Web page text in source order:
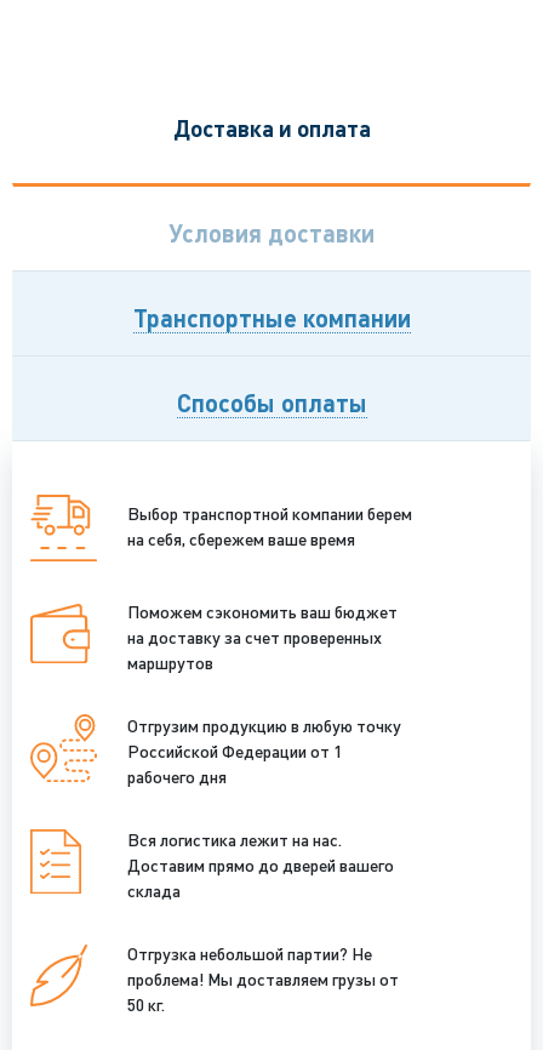
Доставка и оплата
Условия доставки
Транспортные компании
Способы оплаты
Выбор транспортной компании берем
на себя, сбережем ваше время
Поможем сэкономить ваш бюджет
на доставку за счет проверенных
маршрутов
Отгрузим продукцию в любую точку
Российской Федерации от 1
рабочего дня
Вся логистика лежит на нас.
Доставим прямо до дверей вашего
склада
Отгрузка небольшой партии? Не
проблема! Мы доставляем грузы от
50 кг.